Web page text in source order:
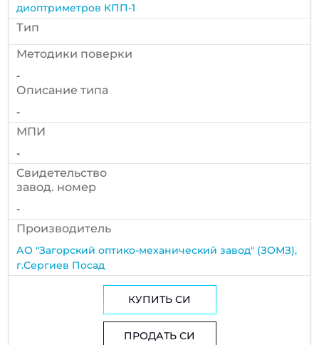
диоптриметров КПП-1
Тип
Методики поверки
-
Описание типа
-
МПИ
-
Cвидетельство
завод. номер
-
Производитель
АО "Загорский оптико-механический завод" (ЗОМЗ),
г.Сергиев Посад
КУПИТЬ СИ
ПРОДАТЬ СИ